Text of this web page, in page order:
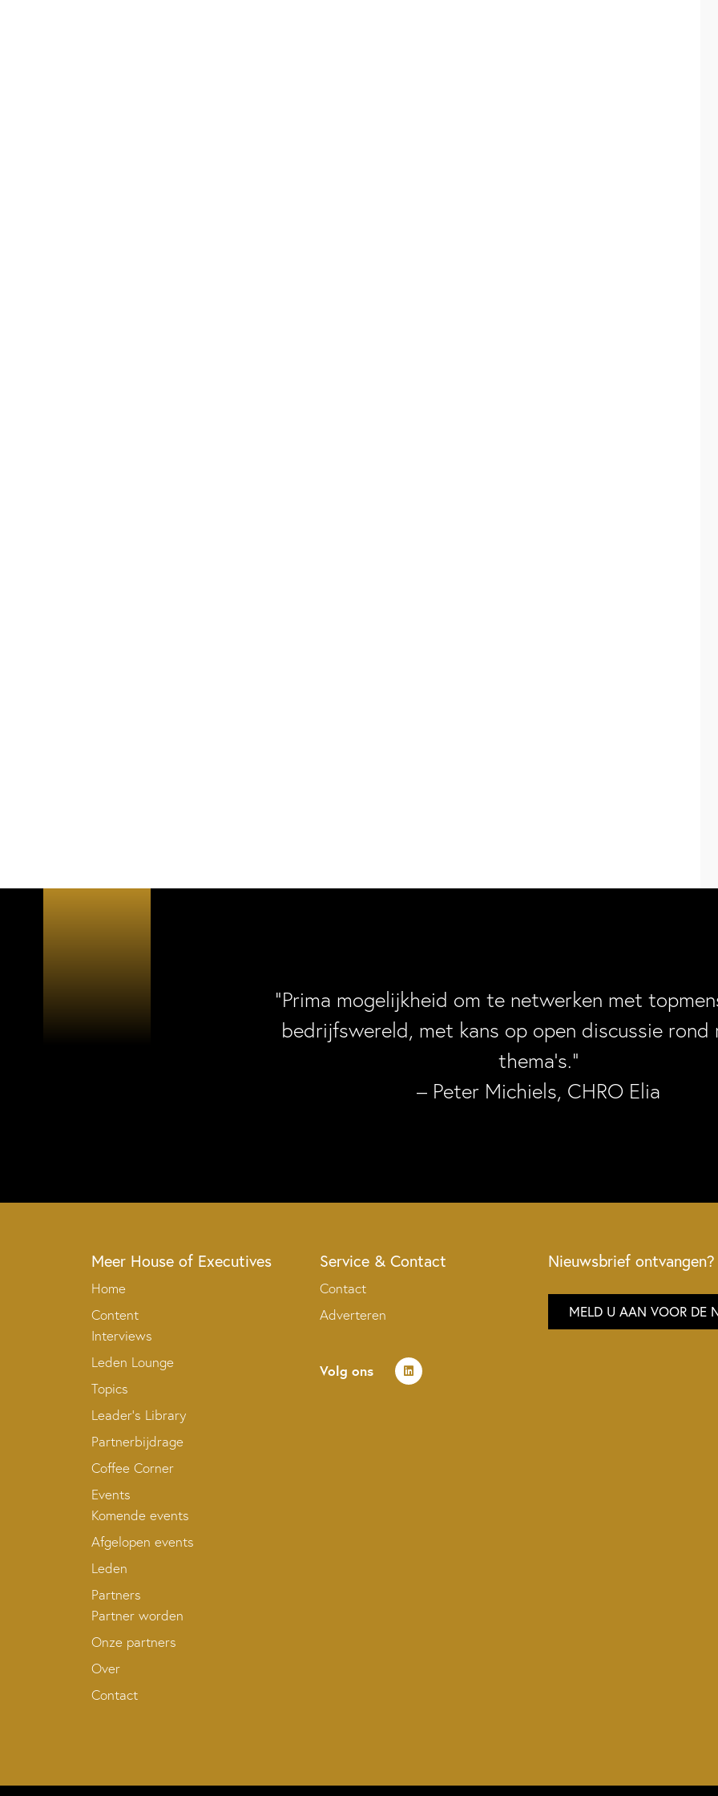
“Prima mogelijkheid om te netwerken met
bedrijfswereld, met kans op open discussie rond
thema’s.”
– Peter Michiels, CHRO Elia
Meer House of Executives
Home
Content
Interviews
Leden Lounge
Topics
Leader’s Library
Partnerbijdrage
Coffee Corner
Events
Komende events
Afgelopen events
Leden
Partners
Partner worden
Onze partners
Over
Contact
Service & Contact
Contact
Adverteren
Volg ons
Nieuwsbrief ontvangen?
MELD U AAN VOOR DE